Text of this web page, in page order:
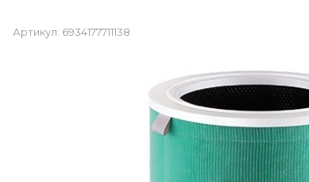
Артикул: 6934177711138